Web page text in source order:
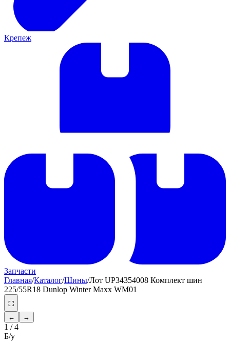
Крепеж
Запчасти
Главная/Каталог/Шины/Лот UP34354008 Комплект шин
225/55R18 Dunlop Winter Maxx WM01
⛶
←
→
1 /4
Б/у